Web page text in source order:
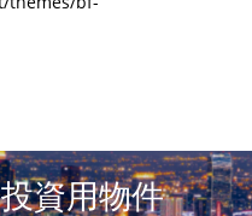
資用物件